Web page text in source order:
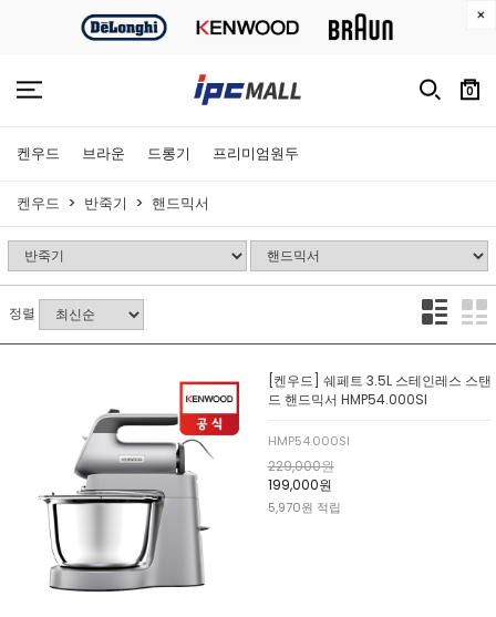
0
켄우드 브라운 드롱기 프리미엄원두
켄우드 반죽기 핸드믹서
정렬
[켄우드] 쉐페트 3.5L 스테인레스 스탠
드 핸드믹서 HMP54.000SI
HMP54.000SI
229,000원
199,000원
5,970원 적립